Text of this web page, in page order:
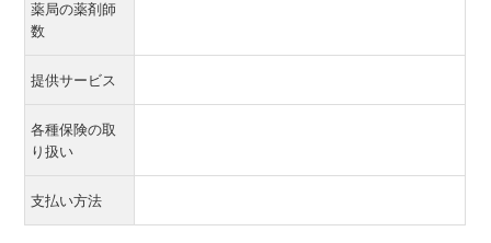
薬局の薬剤師
数
提供サービス
各種保険の取
り扱い
支払い方法